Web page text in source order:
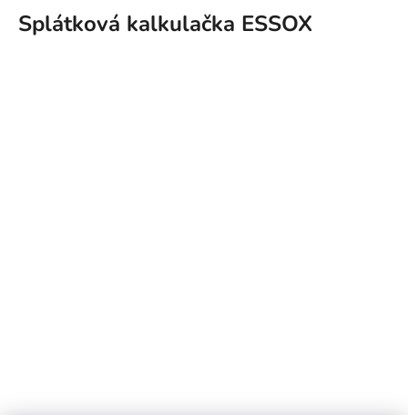
Splátková kalkulačka ESSOX